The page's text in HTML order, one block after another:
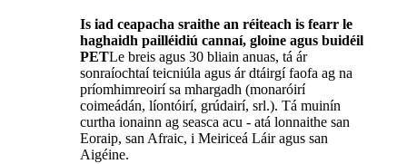
Is iad ceapacha sraithe an réiteach is fearr le
haghaidh pailléidiú cannaí, gloine agus buidéil
PETLe breis agus 30 bliain anuas, tá ár
sonraíochtaí teicniúla agus ár dtáirgí faofa ag na
príomhimreoirí sa mhargadh (monaróirí
coimeádán, líontóirí, grúdairí, srl.). Tá muinín
curtha ionainn ag seasca acu - atá lonnaithe san
Eoraip, san Afraic, i Meiriceá Láir agus san
Aigéine.